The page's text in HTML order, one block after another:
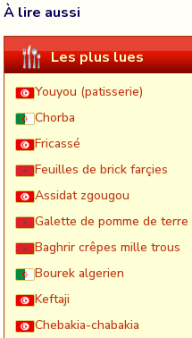
À lire aussi
Les plus lues
Youyou (patisserie)
Chorba
Fricassé
Feuilles de brick farçies
Assidat zgougou
Galette de pomme de terre
Baghrir crêpes mille trous
Bourek algerien
Keftaji
Chebakia-chabakia